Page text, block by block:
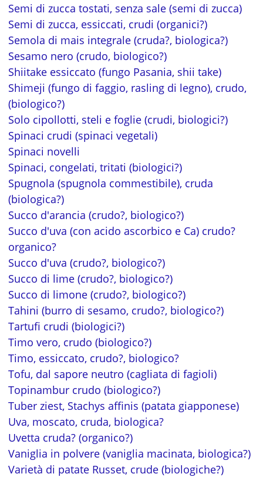
Semi di zucca tostati, senza sale (semi di zucca)
Semi di zucca, essiccati, crudi (organici?)
Semola di mais integrale (cruda?, biologica?)
Sesamo nero (crudo, biologico?)
Shiitake essiccato (fungo Pasania, shii take)
Shimeji (fungo di faggio, rasling di legno), crudo,
(biologico?)
Solo cipollotti, steli e foglie (crudi, biologici?)
Spinaci crudi (spinaci vegetali)
Spinaci novelli
Spinaci, congelati, tritati (biologici?)
Spugnola (spugnola commestibile), cruda
(biologica?)
Succo d'arancia (crudo?, biologico?)
Succo d'uva (con acido ascorbico e Ca) crudo?
organico?
Succo d'uva (crudo?, biologico?)
Succo di lime (crudo?, biologico?)
Succo di limone (crudo?, biologico?)
Tahini (burro di sesamo, crudo?, biologico?)
Tartufi crudi (biologici?)
Timo vero, crudo (biologico?)
Timo, essiccato, crudo?, biologico?
Tofu, dal sapore neutro (cagliata di fagioli)
Topinambur crudo (biologico?)
Tuber ziest, Stachys affinis (patata giapponese)
Uva, moscato, cruda, biologica?
Uvetta cruda? (organico?)
Vaniglia in polvere (vaniglia macinata, biologica?)
Varietà di patate Russet, crude (biologiche?)